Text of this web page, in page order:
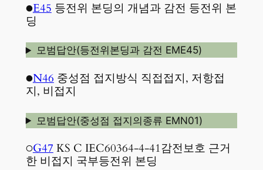
●E45 등전위 본딩의 개념과 감전 등전위 본
딩
모범답안(등전위본딩과 감전 EME45)
●N46중성점 접지방식 직접접지, 저항접
지, 비접지
모범답안(중성점 접지의종류 EMN01)
○G47KS C IEC60364-4-41감전보호 근거
한 비접지 국부등전위 본딩